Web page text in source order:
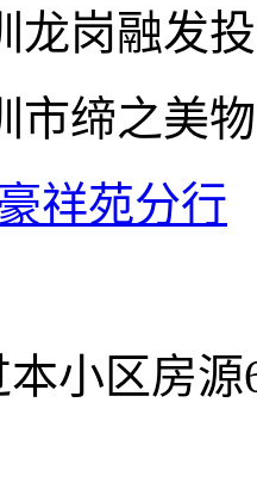
龙岗融发
市缔之美
祥苑分行
小区房